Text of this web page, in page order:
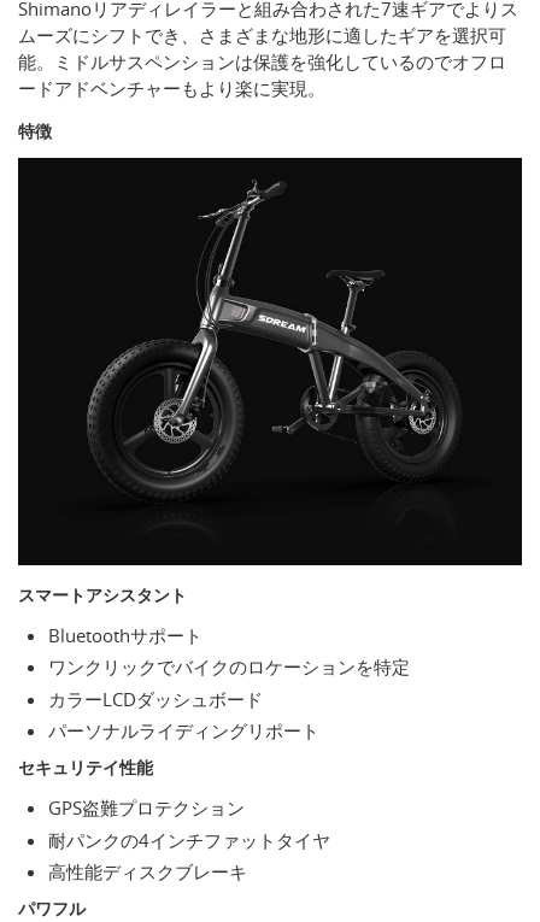
Shimanoリアディレイラーと組み合わされた7速ギアでよりス
ムーズにシフトでき、さまざまな地形に適したギアを選択可
能。ミドルサスペンションは保護を強化しているのでオフロ
ードアドベンチャーもより楽に実現。
特徴
スマートアシスタント
Bluetoothサポート
ワンクリックでバイクのロケーションを特定
カラーLCDダッシュボード
パーソナルライディングリポート
セキュリテイ性能
GPS盗難プロテクション
耐パンクの4インチファットタイヤ
高性能ディスクブレーキ
パワフル